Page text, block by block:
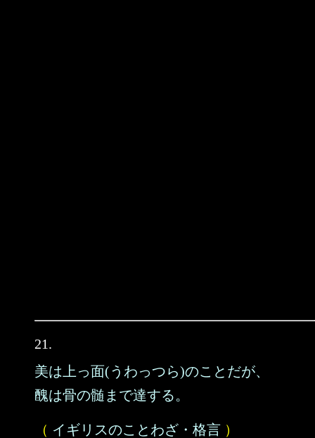
21.
美は上っ面(うわっつら)のことだが、
醜は骨の髄まで達する。
（ イギリスのことわざ・格言 ）